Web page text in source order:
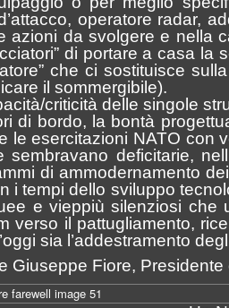
operatore radar,
azioni da svolgere e nella
di portare a casa
che ci sostituisce
il sommergibile).
criticità delle singole
di bordo, la bontà
le esercitazioni NATO con
sembravano deficitarie,
di ammodernamento
i tempi dello sviluppo
e vieppiù silenziosi che
verso il pattugliamento,
sia l’addestramento
Giuseppe Fiore,